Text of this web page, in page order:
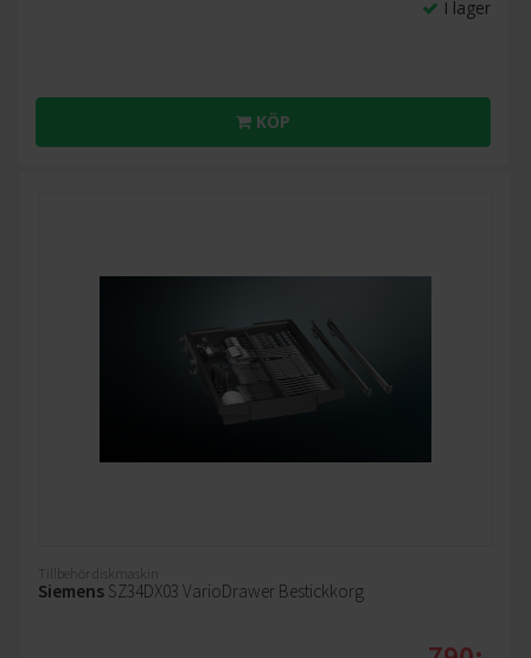
I lager
KÖP
Tillbehör diskmaskin
Siemens SZ34DX03 VarioDrawer Bestickkorg